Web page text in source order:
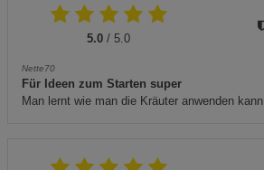
5.0 / 5.0
Nette70
Für Ideen zum Starten super
Man lernt wie man die Kräuter anwenden kann